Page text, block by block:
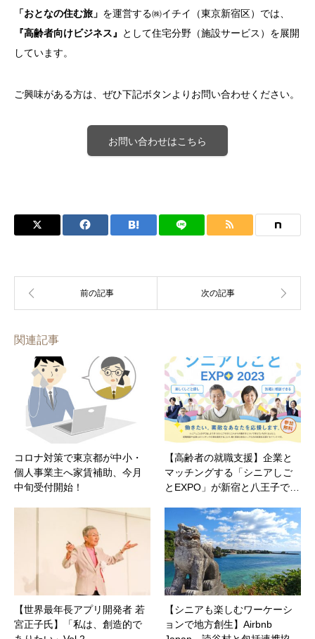
「おとなの住む旅」 を運営する㈱イチイ（東京新宿区）では、
『高齢者向けビジネス』
として住宅分野（施設サービス）を展開
しています。
ご興味がある方は、ぜひ下記ボタンよりお問い合わせください。
お問い合わせはこちら
関連記事
コロナ対策で東京都が中小・
個人事業主へ家賃補助、今月
中旬受付開始！
【高齢者の就職支援】企業と
マッチングする「シニアしご
とEXPO」が新宿と八王子で…
【世界最年長アプリ開発者 若
宮正子氏】「私は、創造的で
【シニアも楽しむワーケーシ
ョンで地方創生】Airbnb